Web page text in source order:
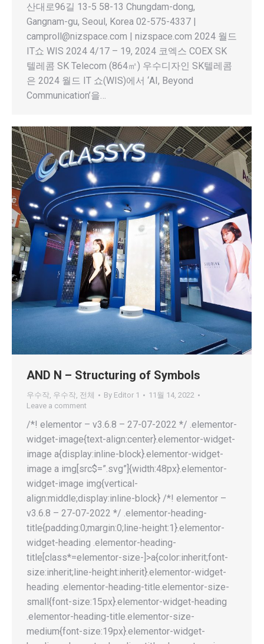
산대로96길 13-5 58-13 Chungdam-dong,
Gangnam-gu, Seoul, Korea 02-575-4337 |
camproll@nizspace.com | nizspace.com 2024 월드
IT쇼 WIS 2024 4/17 – 19, 2024 코엑스 COEX SK
텔레콤 SK Telecom (864㎡) 우수디자인 SK텔레콤
은 2024 월드 IT 쇼(WIS)에서 ‘AI, Beyond
Communication’을…
AND N – Structuring of Symbols
우수작, 우수작, 전체 By Editor 1
11월 14, 2022
Leave a comment
/*! elementor – v3.6.8 – 27-07-2022 */ .elementor-
widget-image{text-align:center}.elementor-widget-
image a{display:inline-block}.elementor-widget-
image a img[src$=”.svg”]{width:48px}.elementor-
widget-image img{vertical-
align:middle;display:inline-block} /*! elementor –
v3.6.8 – 27-07-2022 */ .elementor-heading-
title{padding:0;margin:0;line-height:1}.elementor-
widget-heading .elementor-heading-
title[class*=elementor-size-]>a{color:inherit;font-
size:inherit;line-height:inherit}.elementor-widget-
heading .elementor-heading-title.elementor-size-
small{font-size:15px}.elementor-widget-heading
.elementor-heading-title.elementor-size-
medium{font-size:19px}.elementor-widget-